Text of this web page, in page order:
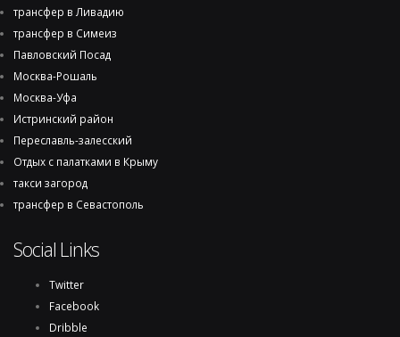
трансфер в Ливадию
трансфер в Симеиз
Павловский Посад
Москва-Рошаль
Москва-Уфа
Истринский район
Переславль-залесский
Отдых с палатками в Крыму
такси загород
трансфер в Севастополь
Social Links
Twitter
Facebook
Dribble